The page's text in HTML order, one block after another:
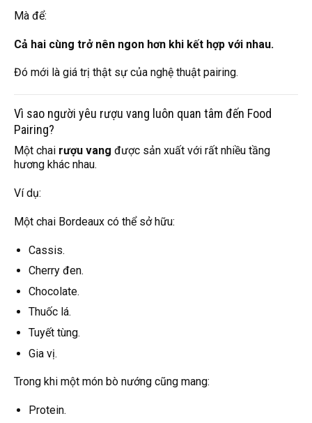
Mà để:
Cả hai cùng trở nên ngon hơn khi kết hợp với nhau.
Đó mới là giá trị thật sự của nghệ thuật pairing.
Vì sao người yêu rượu vang luôn quan tâm đến Food
Pairing?
Một chai rượu vang được sản xuất với rất nhiều tầng
hương khác nhau.
Ví dụ:
Một chai Bordeaux có thể sở hữu:
Cassis.
Cherry đen.
Chocolate.
Thuốc lá.
Tuyết tùng.
Gia vị.
Trong khi một món bò nướng cũng mang:
Protein.